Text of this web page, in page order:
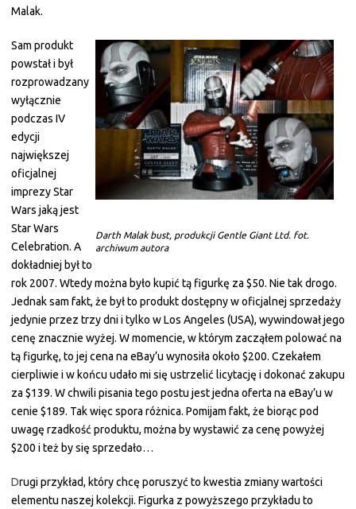
Malak.
Darth Malak bust, produkcji Gentle Giant Ltd. fot.
archiwum autora
Sam produkt
powstał i był
rozprowadzany
wyłącznie
podczas IV
edycji
największej
oficjalnej
imprezy Star
Wars jaką jest
Star Wars
Celebration. A
dokładniej był to
rok 2007. Wtedy można było kupić tą figurkę za $50. Nie tak drogo.
Jednak sam fakt, że był to produkt dostępny w oficjalnej sprzedaży
jedynie przez trzy dni i tylko w Los Angeles (USA), wywindował jego
cenę znacznie wyżej. W momencie, w którym zacząłem polować na
tą figurkę, to jej cena na eBay’u wynosiła około $200. Czekałem
cierpliwie i w końcu udało mi się ustrzelić licytację i dokonać zakupu
za $139. W chwili pisania tego postu jest jedna oferta na eBay’u w
cenie $189. Tak więc spora różnica. Pomijam fakt, że biorąc pod
uwagę rzadkość produktu, można by wystawić za cenę powyżej
$200 i też by się sprzedało…
Drugi przykład, który chcę poruszyć to kwestia zmiany wartości
elementu naszej kolekcji. Figurka z powyższego przykładu to